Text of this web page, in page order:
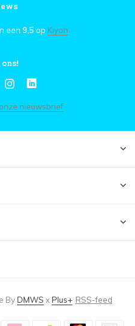
een 9,5 op Kiyoh
nieuwsbrief
ByDMWS xPlus+ RSS-feed